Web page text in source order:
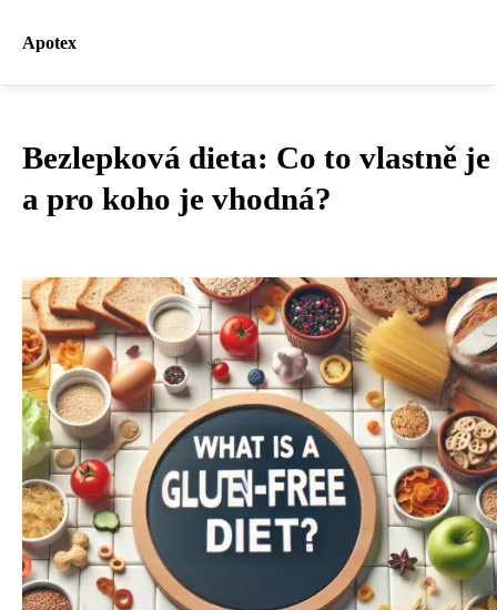
Apotex
Bezlepková dieta: Co to vlastně je
a pro koho je vhodná?